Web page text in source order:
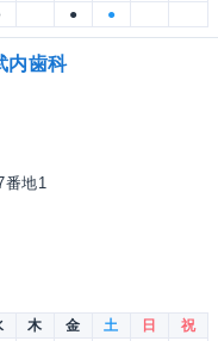
● ●
内歯科
地1
木 金 土 日
祝